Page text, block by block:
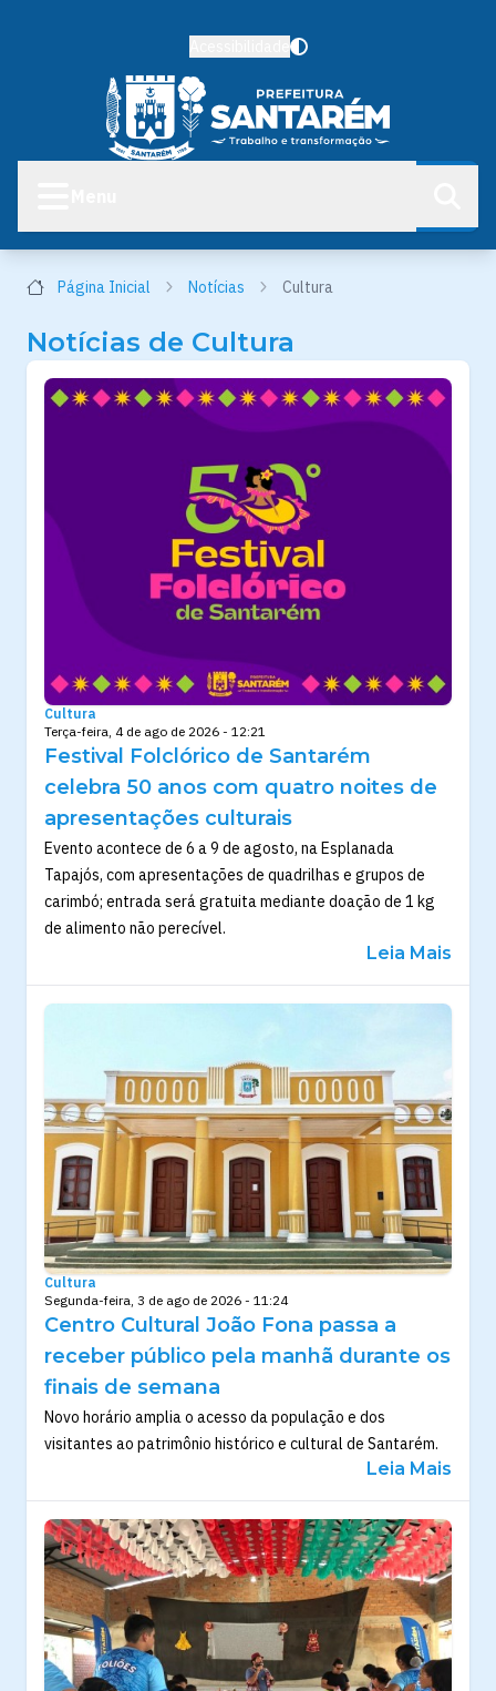
Página Inicial Notícias Cultura
Notícias de Cultura
Cultura
Terça-feira, 4 de ago de 2026 - 12:21
Festival Folclórico de Santarém
celebra 50 anos com quatro noites de
apresentações culturais
Evento acontece de 6 a 9 de agosto, na Esplanada
Tapajós, com apresentações de quadrilhas e grupos de
carimbó; entrada será gratuita mediante doação de 1 kg
de alimento não perecível.
Leia Mais
Cultura
Segunda-feira, 3 de ago de 2026 - 11:24
Centro Cultural João Fona passa a
receber público pela manhã durante os
finais de semana
Novo horário amplia o acesso da população e dos
visitantes ao patrimônio histórico e cultural de Santarém.
Leia Mais